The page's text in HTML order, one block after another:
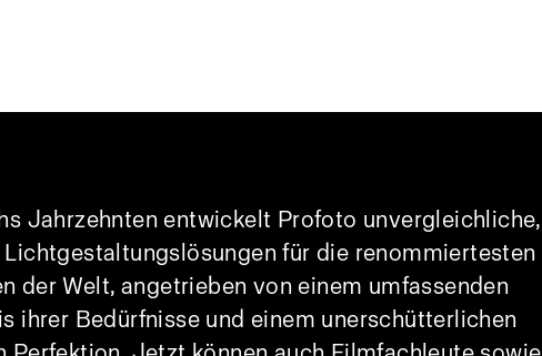
Jahrzehnten entwickelt Profoto unvergleichliche,
für die renommiertesten
der Welt, angetrieben von einem umfassenden
ihrer Bedürfnisse und einem unerschütterlichen